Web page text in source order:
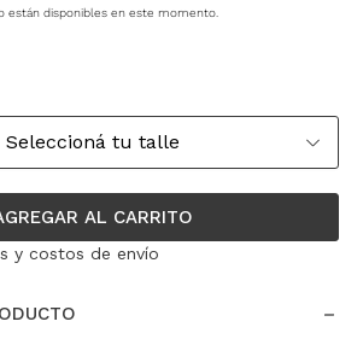
están disponibles en este momento.
Seleccioná tu talle
AL CARRITO
y costos de envío